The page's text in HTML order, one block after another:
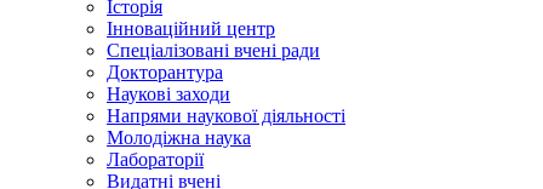
Історія
Інноваційний центр
Спеціалізовані вчені ради
Докторантура
Наукові заходи
Напрями наукової діяльності
Молодіжна наука
Лабораторії
Видатні вчені